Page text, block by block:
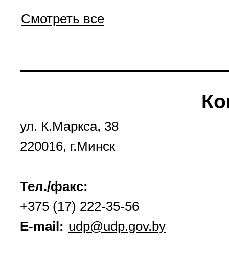
Смотреть все
ул. К.Маркса, 38
220016, г.Минск
Тел./факс:
+375 (17) 222-35-56
E-mail: udp@udp.gov.by